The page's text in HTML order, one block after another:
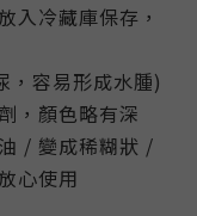
入冷藏庫保存，
，容易形成水腫)
，顏色略有深
/ 變成稀糊狀 /
心使用